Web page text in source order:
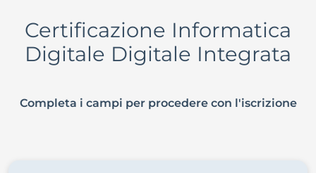
Certificazione Informatica
Digitale Digitale Integrata
Completa i campi per procedere con l'iscrizione